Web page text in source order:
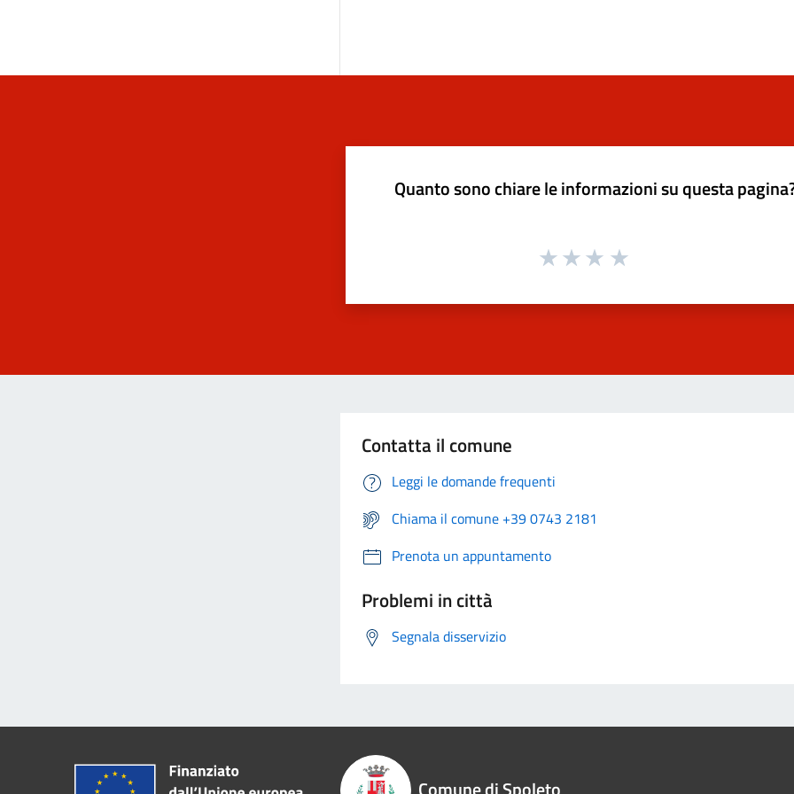
Quanto sono chiare le informazioni su questa
Contatta il comune
Leggi le domande frequenti
Chiama il comune +39 0743 2181
Prenota un appuntamento
Problemi in città
Segnala disservizio